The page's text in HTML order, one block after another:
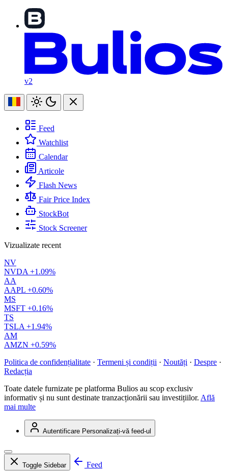
v2
Feed
Watchlist
Calendar
Articole
Flash News
Fair Price Index
StockBot
Stock Screener
Vizualizate recent
NV
NVDA +1.09%
AA
AAPL +0.60%
MS
MSFT +0.16%
TS
TSLA +1.94%
AM
AMZN +0.59%
Politica de confidențialitate · Termeni și condiții · Noutăți · Despre ·
Redacția
Toate datele furnizate pe platforma Bulios au scop exclusiv
informativ și nu sunt destinate tranzacționării sau investițiilor. Află
mai multe
Autentificare Personalizați-vă feed-ul
Toggle Sidebar
Feed